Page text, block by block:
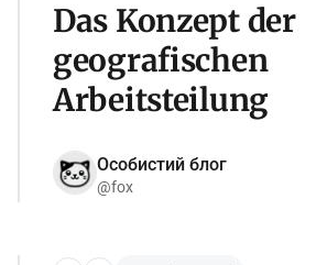
Das Konzept der
geografischen
Arbeitsteilung
Особистий блог
@fox